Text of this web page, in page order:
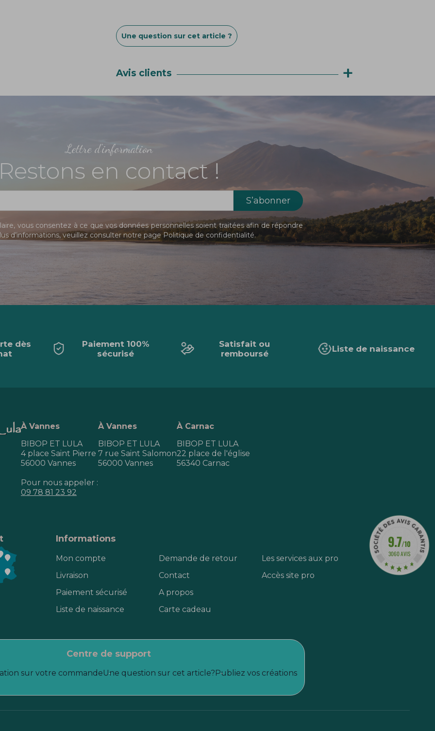
Une question sur cet article ?
Avis clients +
Lettre d'information
en contact !
vous consentez à ce que vos données personnelles soient traitées afin de répondre
d’informations, veuillez consulter notre pagePolitique de confidentialité.
dès
Paiement 100%
sécurisé
Satisfait ou
remboursé
Liste de naissance
À Vannes
BIBOP ET LULA
4 place Saint Pierre
56000 Vannes
Pour nous appeler :
09 78 81 23 92
À Vannes
BIBOP ET LULA
7 rue Saint Salomon
56000 Vannes
À Carnac
BIBOP ET LULA
22 place de l'église
56340 Carnac
Informations
Mon compte
Livraison
Paiement sécurisé
Liste de naissance
Demande de retour
Contact
A propos
Carte cadeau
Les services aux pro
Accès site pro
centre de support
sur votre commandeUne question sur cet article?Publiez vos créations
9.7/10
3060 AVIS